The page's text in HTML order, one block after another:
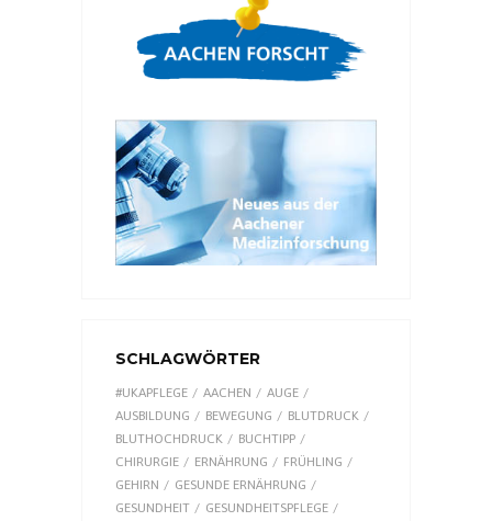
SCHLAGWÖRTER
#UKAPFLEGE AACHEN
AUGE
AUSBILDUNG
BEWEGUNG
BLUTDRUCK
BLUTHOCHDRUCK
BUCHTIPP
CHIRURGIE
ERNÄHRUNG
FRÜHLING
GEHIRN
GESUNDE ERNÄHRUNG
GESUNDHEIT
GESUNDHEITSPFLEGE